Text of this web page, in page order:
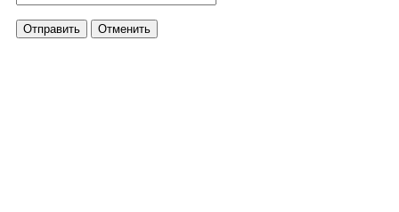
Отправить Отменить